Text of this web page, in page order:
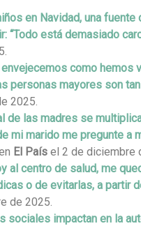
en Navidad, una
“Todo está demasiado
como hemos
personas mayores son
2025.
de las madres se
mi marido me pregunte a
El País el 2 de diciembre
al centro de salud, me
o de evitarlas, a partir
de 2025.
sociales impactan en la